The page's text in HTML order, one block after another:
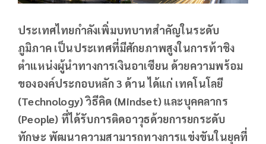
ประเทศไทยกำลังเพิ่มบทบาทสำคัญในระดับ
ภูมิภาค เป็นประเทศที่มีศักยภาพสูงในการท้าชิง
ตำแหน่งผู้นำทางการเงินอาเซียน ด้วยความพร้อม
ขององค์ประกอบหลัก 3 ด้าน ได้แก่ เทคโนโลยี
(Technology) วิธีคิด (Mindset) และบุคคลากร
(People) ที่ได้รับการติดอาวุธด้วยการยกระดับ
ทักษะ พัฒนาความสามารถทางการแข่งขันในยุคที่